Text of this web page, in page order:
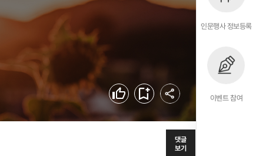
인문행사 정보등록
이벤트 참여
공유하기
좋아요 북마크
댓글
보기